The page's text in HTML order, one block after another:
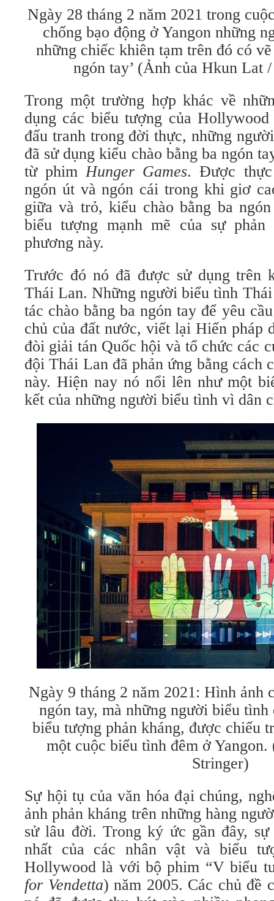
Ngày 28 tháng 2 năm 2021 trong
chống bạo động ở Yangon những
những chiếc khiên tạm trên đó có
ngón tay’ (Ảnh của Hkun Lat
Trong một trường hợp khác về
dụng các biểu tượng của
đấu tranh trong đời thực, những
đã sử dụng kiểu chào bằng ba ngón
từ phimHunger Games. Được thực
ngón út và ngón cái trong khi giơ
giữa và trỏ, kiểu chào bằng ba
biểu tượng mạnh mẽ của sự
phương này.
Trước đó nó đã được sử dụng trên
Thái Lan. Những người biểu tình
tác chào bằng ba ngón tay để yêu
chủ của đất nước, viết lại Hiến pháp
đòi giải tán Quốc hội và tổ chức các
đội Thái Lan đã phản ứng bằng cách
này. Hiện nay nó nổi lên như một
kết của những người biểu tình vì dân
Ngày 9 tháng 2 năm 2021: Hình ảnh
ngón tay, mà những người biểu tình
biểu tượng phản kháng, được chiếu
một cuộc biểu tình đêm ở
Stringer)
Sự hội tụ của văn hóa đại chúng,
ảnh phản kháng trên những hàng
sử lâu đời. Trong ký ức gần đây, sự
nhất của các nhân vật và biểu
Hollywood là với bộ phim “V biểu
for Vendetta) năm 2005. Các chủ đề